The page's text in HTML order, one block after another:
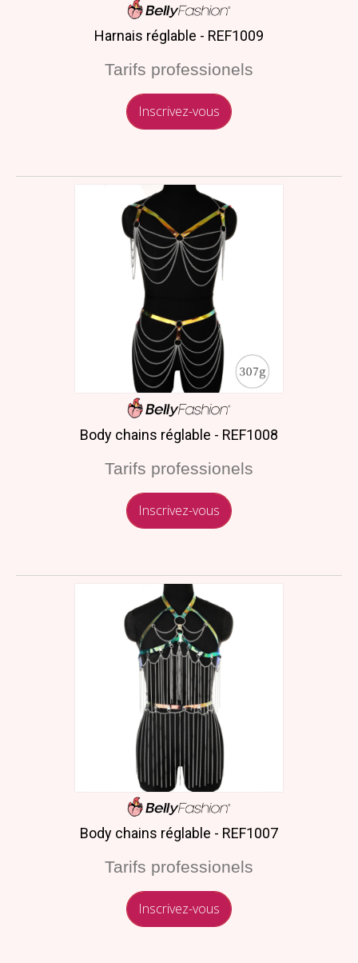
Harnais réglable - REF1009
Tarifs professionels
Inscrivez-vous
Body chains réglable - REF1008
Tarifs professionels
Inscrivez-vous
Body chains réglable - REF1007
Tarifs professionels
Inscrivez-vous